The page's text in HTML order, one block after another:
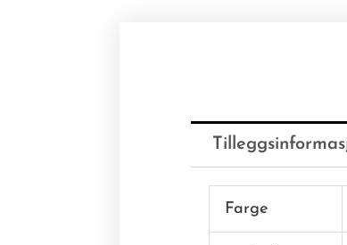
Farge